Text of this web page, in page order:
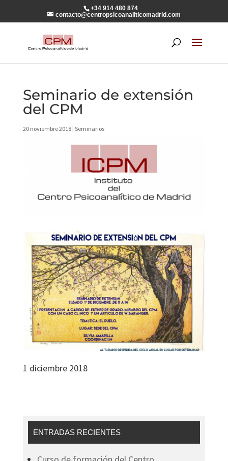
+34 914 480 874
contacto@centropsicoanaliticomadrid.com
Seminario de extensión
del CPM
20 noviembre 2018| Seminarios
1 diciembre 2018
ENTRADAS RECIENTES